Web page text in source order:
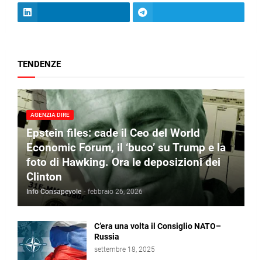
TENDENZE
AGENZIA DIRE
Epstein files: cade il Ceo del World
Economic Forum, il ‘buco’ su Trump e la
foto di Hawking. Ora le deposizioni dei
Clinton
Info Consapevole - febbraio 26, 2026
C’era una volta il Consiglio NATO–
Russia
settembre 18, 2025